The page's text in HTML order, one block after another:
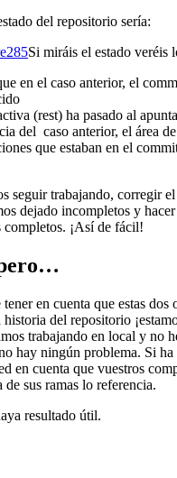
del repositorio sería:
Si miráis el estado veréis
en el caso anterior, el
(rest) ha pasado al
del caso anterior, el área
que estaban en el
seguir trabajando, corregir
dejado incompletos y
completos. ¡Así de fácil!
en cuenta que estas dos
historia del repositorio
trabajando en local y no
hay ningún problema. Si ha
en cuenta que vuestros
sus ramas lo referencia.
resultado útil.